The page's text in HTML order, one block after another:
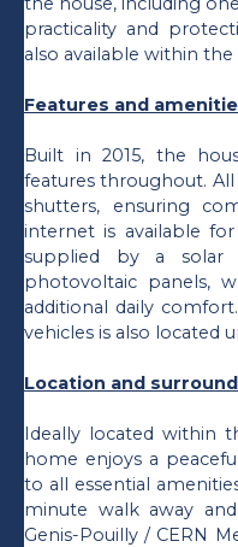
practicality and
also available within the
Features and
Built in 2015, the
features throughout.
shutters, ensuring
internet is available
supplied by a solar
photovoltaic panels,
additional daily
vehicles is also located
Location and
Ideally located within
home enjoys a
to all essential
minute walk away
Genis-Pouilly / CERN